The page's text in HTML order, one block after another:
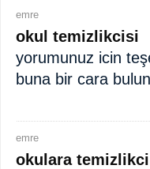
emre
okul temizlikcisi
yorumunuz icin
buna bir cara
emre
okulara temizlikci